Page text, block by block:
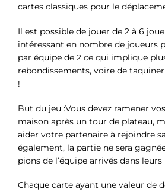
cartes classiques pour le
Il est possible de jouer de 2 à 6
intéressant en nombre de joueurs
par équipe de 2 ce qui implique
rebondissements, voire de
!
But du jeu :Vous devez ramener
maison après un tour de plateau,
aider votre partenaire à rejoindre
également, la partie ne sera
pions de l’équipe arrivés dans leurs
Chaque carte ayant une valeur de